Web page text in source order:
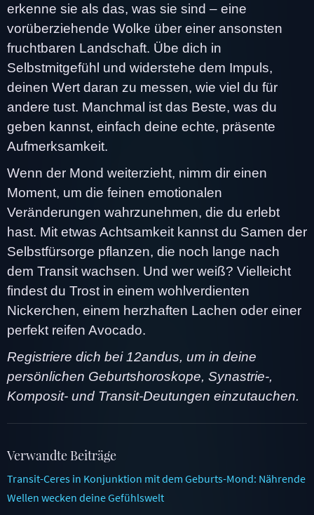
erkenne sie als das, was sie sind – eine
vorüberziehende Wolke über einer ansonsten
fruchtbaren Landschaft. Übe dich in
Selbstmitgefühl und widerstehe dem Impuls,
deinen Wert daran zu messen, wie viel du für
andere tust. Manchmal ist das Beste, was du
geben kannst, einfach deine echte, präsente
Aufmerksamkeit.
Wenn der Mond weiterzieht, nimm dir einen
Moment, um die feinen emotionalen
Veränderungen wahrzunehmen, die du erlebt
hast. Mit etwas Achtsamkeit kannst du Samen der
Selbstfürsorge pflanzen, die noch lange nach
dem Transit wachsen. Und wer weiß? Vielleicht
findest du Trost in einem wohlverdienten
Nickerchen, einem herzhaften Lachen oder einer
perfekt reifen Avocado.
Registriere dich bei 12andus, um in deine
persönlichen Geburtshoroskope, Synastrie-,
Komposit- und Transit-Deutungen einzutauchen.
Verwandte Beiträge
Transit-Ceres in Konjunktion mit dem Geburts-Mond: Nährende
Wellen wecken deine Gefühlswelt